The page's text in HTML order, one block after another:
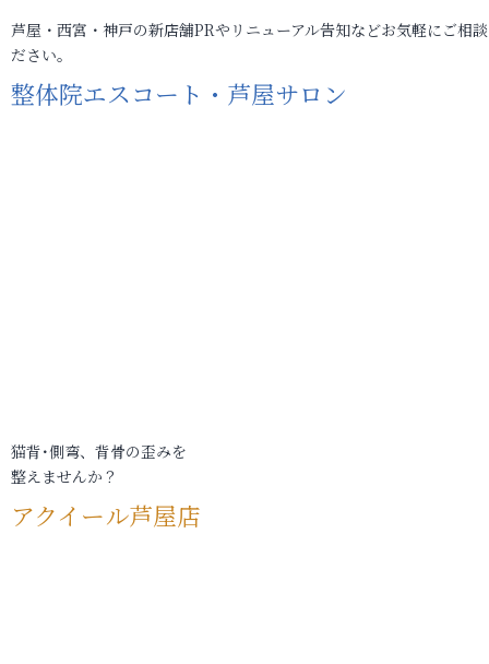
芦屋・西宮・神戸の新店舗PRやリニューアル告知などお気軽にご相
ださい。
整体院エスコート・芦屋サロン
猫背･側弯、背骨の歪みを
整えませんか？
アクイール芦屋店